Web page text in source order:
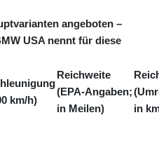
KZT 541.784389
LAK
103531.946431
LKR 387.745291
LRD 209.896866
angeboten –
USA nennt für diese
km/h)
Reichweite
(EPA‑Angaben;
in Meilen)
in